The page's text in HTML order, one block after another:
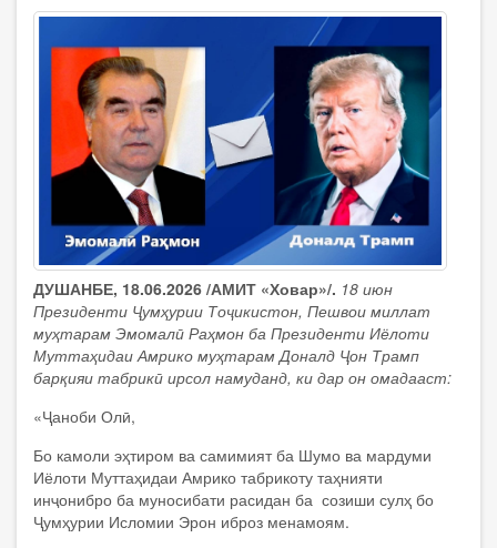
ДУШАНБЕ, 18.06.2026 /АМИТ «Ховар»/. 18 июн
Президенти Ҷумҳурии Тоҷикистон, Пешвои миллат
муҳтарам Эмомалӣ Раҳмон ба Президенти Иёлоти
Муттаҳидаи Амрико муҳтарам Доналд Ҷон Трамп
барқияи табрикӣ ирсол намуданд, ки дар он омадааст:
«Ҷаноби Олӣ,
Бо камоли эҳтиром ва самимият ба Шумо ва мардуми
Иёлоти Муттаҳидаи Амрико табрикоту таҳнияти
инҷонибро ба муносибати расидан ба созиши сулҳ бо
Ҷумҳурии Исломии Эрон иброз менамоям.